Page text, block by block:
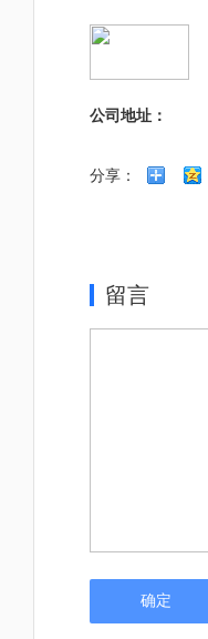
公司地址：
分享：
留言
确定